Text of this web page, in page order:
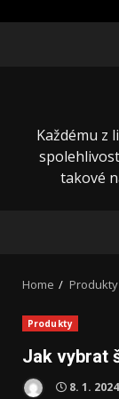
Každému z
takové
Home Produkty
Produkty
Jak vybrat
8. 1. 2024